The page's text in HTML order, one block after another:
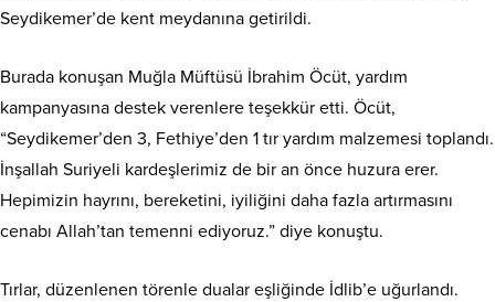
Seydikemer’de kent meydanına getirildi.
Burada konuşan Muğla Müftüsü İbrahim Öcüt, yardım
kampanyasına destek verenlere teşekkür etti. Öcüt,
“Seydikemer’den 3, Fethiye’den 1 tır yardım malzemesi toplandı.
İnşallah Suriyeli kardeşlerimiz de bir an önce huzura erer.
Hepimizin hayrını, bereketini, iyiliğini daha fazla artırmasını
cenabı Allah’tan temenni ediyoruz.” diye konuştu.
Tırlar, düzenlenen törenle dualar eşliğinde İdlib’e uğurlandı.